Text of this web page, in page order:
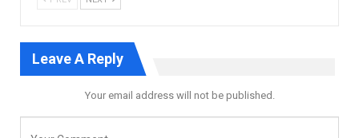
Leave A Reply
Your email address will not be published.